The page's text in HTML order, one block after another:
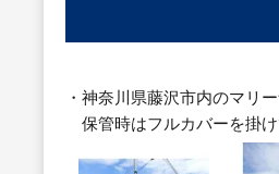
・神奈川県藤沢市内のマリ
保管時はフルカバーを掛け